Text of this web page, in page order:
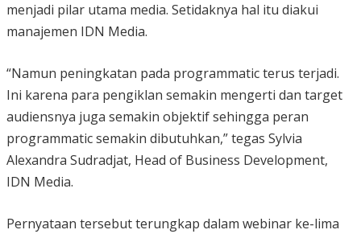
menjadi pilar utama media. Setidaknya hal itu diakui
manajemen IDN Media.
“Namun peningkatan pada programmatic terus terjadi.
Ini karena para pengiklan semakin mengerti dan target
audiensnya juga semakin objektif sehingga peran
programmatic semakin dibutuhkan,” tegas Sylvia
Alexandra Sudradjat, Head of Business Development,
IDN Media.
Pernyataan tersebut terungkap dalam webinar ke-lima